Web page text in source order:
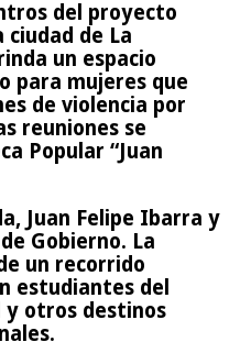
del proyecto
ciudad de La
un espacio
para mujeres que
de violencia por
reuniones se
Popular “Juan
Juan Felipe Ibarra y
Gobierno. La
un recorrido
estudiantes del
otros destinos